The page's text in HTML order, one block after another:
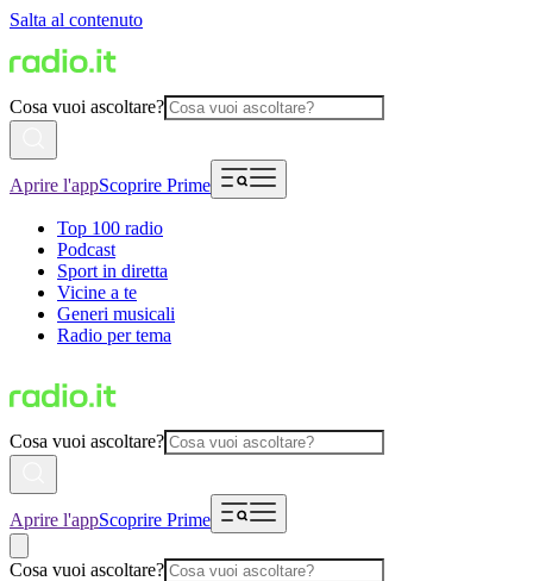
Salta al contenuto
Cosa vuoi ascoltare?
Aprire l'appScoprire Prime
Top 100 radio
Podcast
Sport in diretta
Vicine a te
Generi musicali
Radio per tema
Cosa vuoi ascoltare?
Aprire l'appScoprire Prime
Cosa vuoi ascoltare?